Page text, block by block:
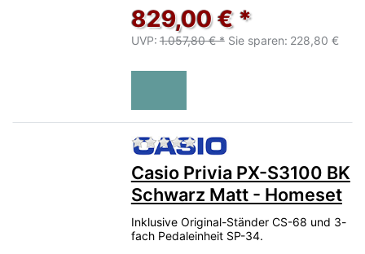
829,00 € *
UVP: 1.057,80 € * Sie sparen: 228,80 €
Zu diesem Produkt liegen
Casio Privia PX-S3100 BK
Schwarz Matt - Homeset
Inklusive Original-Ständer CS-68 und 3-
fach Pedaleinheit SP-34.